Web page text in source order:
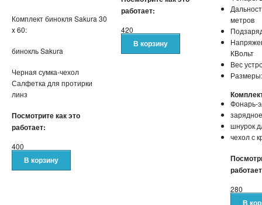
Комплект бинокля Sakura 30
x 60:
бинокль Sakura
Черная сумка-чехол
Салфетка для протирки
линз
Посмотрите как это
работает:
400
работает:
420
метров
КВольт
Вес
Фонарь-
шнурок
чехол с
280